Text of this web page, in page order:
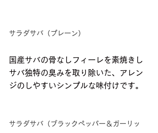
サラダサバ（プレーン）
国産サバの骨なしフィーレを素焼きし
サバ独特の臭みを取り除いた、アレン
ジのしやすいシンプルな味付けです。
サラダサバ（ブラックペッパー＆ガーリッ